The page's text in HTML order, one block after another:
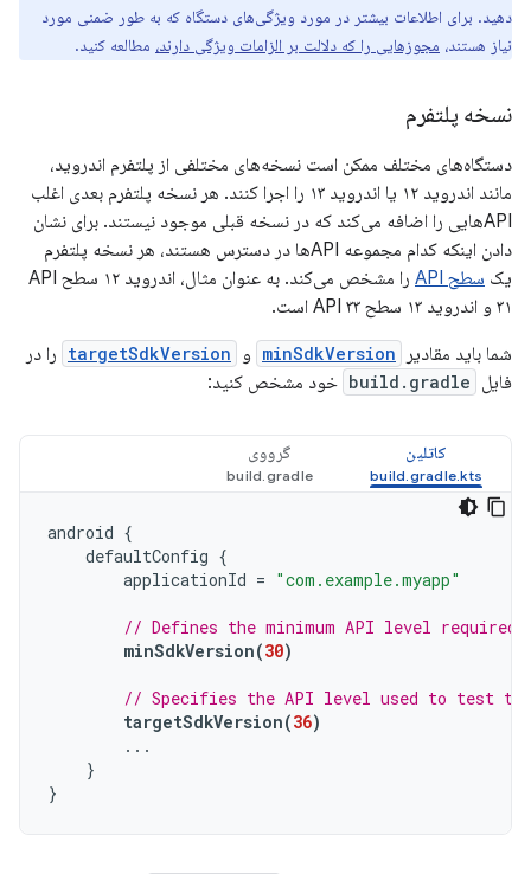
دهید. برای اطلاعات بیشتر در مورد ویژگی‌های دستگاه که به طور ضمنی مورد
نیاز هستند، مجوزهایی را که دلالت بر الزامات ویژگی دارند، مطالعه کنید.
نسخه پلتفرم
دستگاه‌های مختلف ممکن است نسخه‌های مختلفی از پلتفرم اندروید،
مانند اندروید ۱۲ یا اندروید ۱۳ را اجرا کنند. هر نسخه پلتفرم بعدی اغلب
APIهایی را اضافه می‌کند که در نسخه قبلی موجود نیستند. برای نشان
دادن اینکه کدام مجموعه APIها در دسترس هستند، هر نسخه پلتفرم
یک سطح API
را مشخص می‌کند. به عنوان مثال، اندروید ۱۲ سطح API
۳۱ و اندروید ۱۳ سطح API ۳۳ است.
شما باید مقادیر
minSdkVersion و targetSdkVersion را در
فایل build.gradle خود مشخص کنید:
کاتلین گرووی
android {
defaultConfig {
applicationId = "com.example.myapp"
// Defines the minimum API level required
minSdkVersion(30)
// Specifies the API level used to test
targetSdkVersion(36)
...
}
}